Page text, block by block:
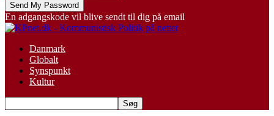
En adgangskode vil blive sendt til dig på email
Danmark
Globalt
Synspunkt
Kultur